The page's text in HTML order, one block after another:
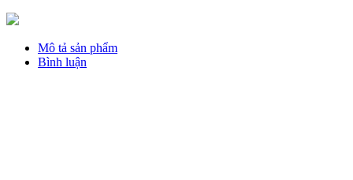
Mô tả sản phẩm
Bình luận